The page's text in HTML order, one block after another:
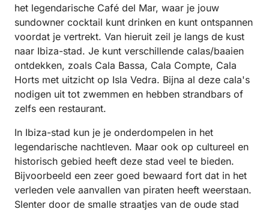
het legendarische Café del Mar, waar je jouw
sundowner cocktail kunt drinken en kunt ontspannen
voordat je vertrekt. Van hieruit zeil je langs de kust
naar Ibiza-stad. Je kunt verschillende calas/baaien
ontdekken, zoals Cala Bassa, Cala Compte, Cala
Horts met uitzicht op Isla Vedra. Bijna al deze cala's
nodigen uit tot zwemmen en hebben strandbars of
zelfs een restaurant.
In Ibiza-stad kun je je onderdompelen in het
legendarische nachtleven. Maar ook op cultureel en
historisch gebied heeft deze stad veel te bieden.
Bijvoorbeeld een zeer goed bewaard fort dat in het
verleden vele aanvallen van piraten heeft weerstaan.
Slenter door de smalle straatjes van de oude stad